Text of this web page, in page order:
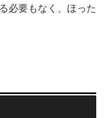
必要もなく、ほった